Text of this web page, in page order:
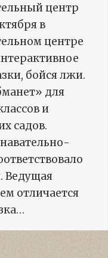
центр
в
центре
бойся лжи.
для
и
садов.
Ведущая
отличается